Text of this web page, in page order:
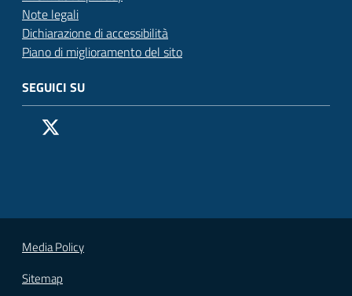
Note legali
Dichiarazione di accessibilità
Piano di miglioramento del sito
SEGUICI SU
Pagina Facebook del Comune di San Donato Milanese
Vai alla pagina
Media Policy
Sitemap